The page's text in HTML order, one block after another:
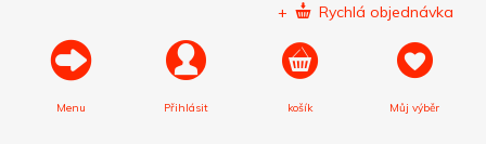
+ Rychlá objednávka
Menu Přihlásit košík Můj výběr